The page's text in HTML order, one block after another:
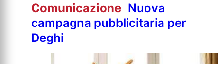
Comunicazione Nuova
campagna pubblicitaria per
Deghi